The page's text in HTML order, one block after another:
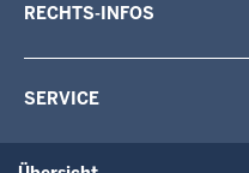
RECHTS-INFOS
SERVICE